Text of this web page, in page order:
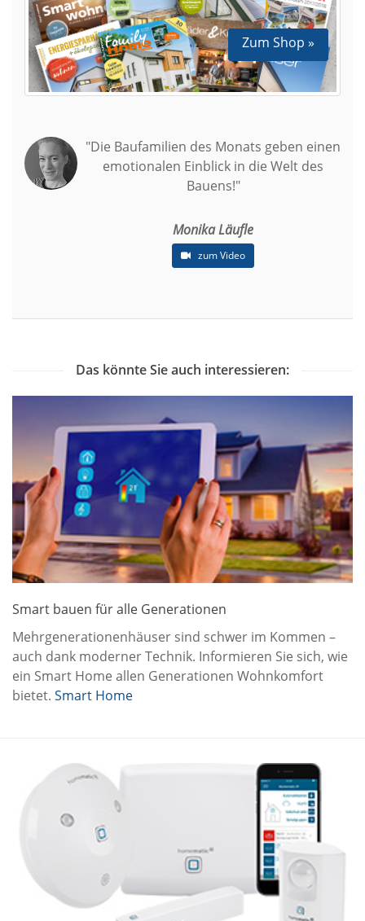
Zum Shop »
"Die Baufamilien des Monats geben einen
emotionalen Einblick in die Welt des
Bauens!"
Monika Läufle
zum Video
Das könnte Sie auch interessieren:
Smart bauen für alle Generationen
Mehrgenerationenhäuser sind schwer im Kommen –
auch dank moderner Technik. Informieren Sie sich, wie
ein Smart Home allen Generationen Wohnkomfort
bietet. Smart Home